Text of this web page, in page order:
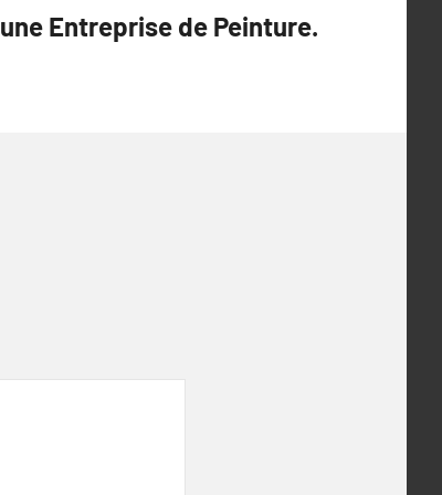
une Entreprise de Peinture.